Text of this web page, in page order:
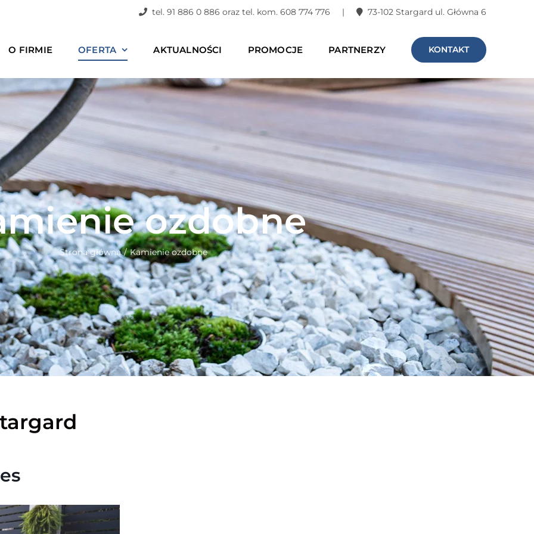
tel. 91 886 0 886 oraz tel. kom. 608 774 776 | 73-102 Stargard ul. Główna 6
O FIRMIE OFERTA AKTUALNOŚCI PROMOCJE PARTNERZY KONTAKT
ozdobne
Strona główna Kamienie ozdobne